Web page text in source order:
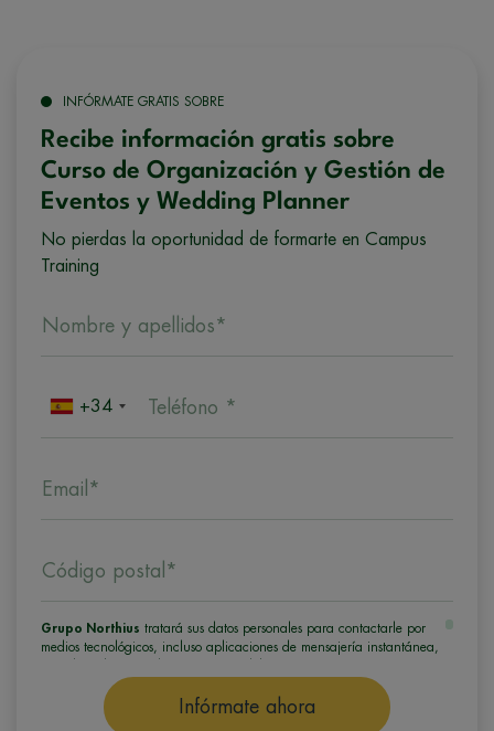
INFÓRMATE GRATIS SOBRE
Recibe información gratis sobre
Curso de Organización y Gestión de
Eventos y Wedding Planner
No pierdas la oportunidad de formarte en Campus
Training
Nombre y apellidos*
+34 Teléfono *
Email*
Código postal*
Grupo Northius tratará sus datos personales para contactarle por
medios tecnológicos, incluso aplicaciones de mensajería instantánea,
seleccionado o de otros directamente relacionados con el interés
manifestado y, en su caso, para tramitar la contratación
correspondiente. Compartiremos su solicitud con las empresas que
Infórmate ahora